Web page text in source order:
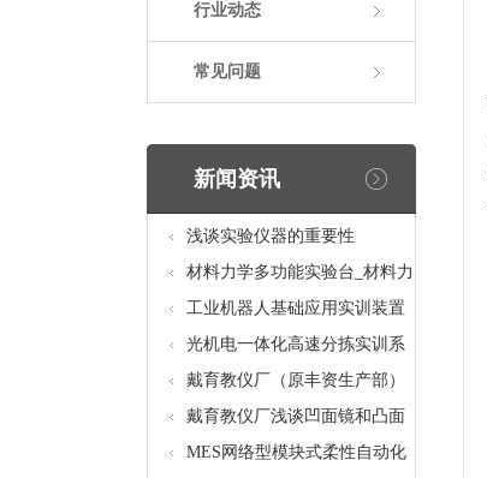
行业动态
常见问题
新闻资讯
浅谈实验仪器的重要性
材料力学多功能实验台_材料力
学多功能考核实验实训设备
工业机器人基础应用实训装置
台_工业机器人基础应用实训考
核设备
光机电一体化高速分拣实训系
统_光机电一体化高速分拣实验
实训设备
戴育教仪厂（原丰资生产部）
助力春季高教仪器展
戴育教仪厂浅谈凹面镜和凸面
镜的区别之处
MES网络型模块式柔性自动化